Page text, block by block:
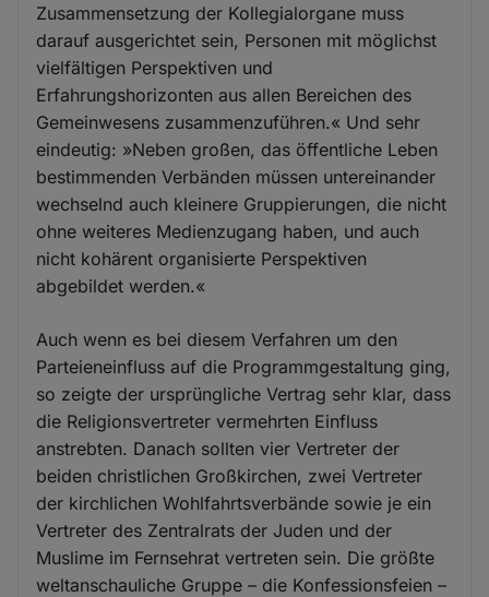
Zusammensetzung der Kollegialorgane muss
darauf ausgerichtet sein, Personen mit möglichst
vielfältigen Perspektiven und
Erfahrungshorizonten aus allen Bereichen des
Gemeinwesens zusammenzuführen.« Und sehr
eindeutig: »Neben großen, das öffentliche Leben
bestimmenden Verbänden müssen untereinander
wechselnd auch kleinere Gruppierungen, die nicht
ohne weiteres Medienzugang haben, und auch
nicht kohärent organisierte Perspektiven
abgebildet werden.«
Auch wenn es bei diesem Verfahren um den
Parteieneinfluss auf die Programmgestaltung ging,
so zeigte der ursprüngliche Vertrag sehr klar, dass
die Religionsvertreter vermehrten Einfluss
anstrebten. Danach sollten vier Vertreter der
beiden christlichen Großkirchen, zwei Vertreter
der kirchlichen Wohlfahrtsverbände sowie je ein
Vertreter des Zentralrats der Juden und der
Muslime im Fernsehrat vertreten sein. Die größte
weltanschauliche Gruppe – die Konfessionsfeien –